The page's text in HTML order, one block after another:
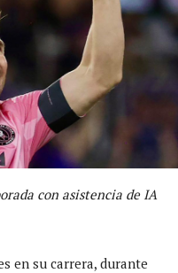
con asistencia de IA
en su carrera, durante